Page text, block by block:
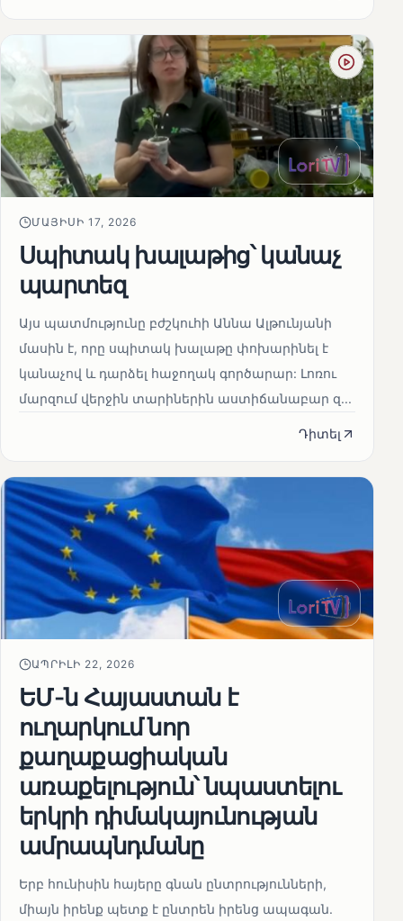
ՄԱՅԻՍԻ 17, 2026
Սպիտակ խալաթից՝ կանաչ
պարտեզ
Այս պատմությունը բժշկուհի Աննա Ալթունյանի
մասին է, որը սպիտակ խալաթը փոխարինել է
կանաչով և դարձել հաջողակ գործարար: Լոռու
մարզում վերջին տարիներին աստիճանաբար զ...
Դիտել
ԱՊՐԻԼԻ 22, 2026
ԵՄ-ն Հայաստան է
ուղարկում նոր
քաղաքացիական
առաքելություն՝ նպաստելու
երկրի դիմակայունության
ամրապնդմանը
Երբ հունիսին հայերը գնան ընտրությունների,
միայն իրենք պետք է ընտրեն իրենց ապագան.